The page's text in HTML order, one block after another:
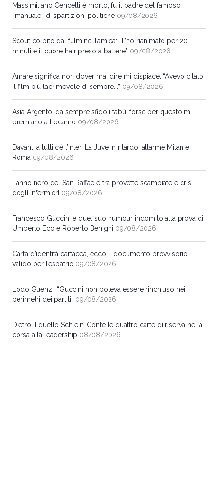
Massimiliano Cencelli è morto, fu il padre del famoso
“manuale” di spartizioni politiche 09/08/2026
Scout colpito dal fulmine, l’amica: “L’ho rianimato per 20
minuti e il cuore ha ripreso a battere” 09/08/2026
Amare significa non dover mai dire mi dispiace. “Avevo citato
il film più lacrimevole di sempre...” 09/08/2026
Asia Argento: da sempre sfido i tabù, forse per questo mi
premiano a Locarno 09/08/2026
Davanti a tutti c’è l’Inter. La Juve in ritardo, allarme Milan e
Roma 09/08/2026
L’anno nero del San Raffaele tra provette scambiate e crisi
degli infermieri 09/08/2026
Francesco Guccini e quel suo humour indomito alla prova di
Umberto Eco e Roberto Benigni 09/08/2026
Carta d’identità cartacea, ecco il documento provvisorio
valido per l’espatrio 09/08/2026
Lodo Guenzi: “Guccini non poteva essere rinchiuso nei
perimetri dei partiti” 09/08/2026
Dietro il duello Schlein-Conte le quattro carte di riserva nella
corsa alla leadership 08/08/2026